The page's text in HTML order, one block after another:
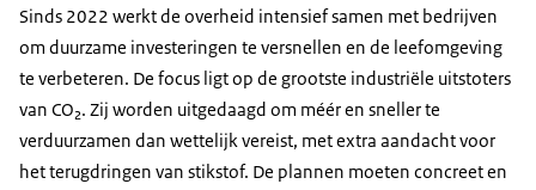
Sinds 2022 werkt de overheid intensief samen met bedrijven
om duurzame investeringen te versnellen en de leefomgeving
te verbeteren. De focus ligt op de grootste industriële uitstoters
van CO₂. Zij worden uitgedaagd om méér en sneller te
verduurzamen dan wettelijk vereist, met extra aandacht voor
het terugdringen van stikstof. De plannen moeten concreet en